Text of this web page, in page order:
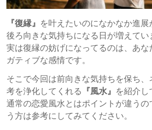
『復縁』 を叶えたいのになかなか進
後ろ向きな気持ちになる日が増えてい
実は復縁の妨げになってるのは、あな
ガティブな感情です。
そこで今回は前向きな気持ちを保ち、
考を浄化してくれる
『風水』 を紹介し
通常の恋愛風水とはポイントが違うの
う方は参考にしてみてください。